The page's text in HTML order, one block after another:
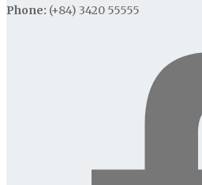
Phone: (+84) 3420 55555